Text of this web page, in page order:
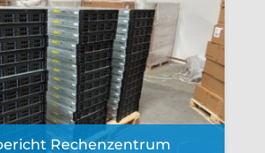
Rechenzentrum